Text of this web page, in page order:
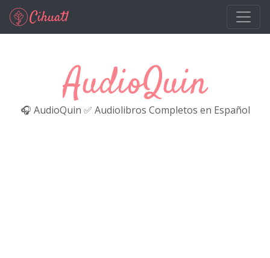
Ir al contenido principal
AudioQuin
🎧 AudioQuin ✅ Audiolibros Completos en Español